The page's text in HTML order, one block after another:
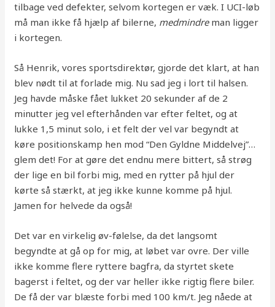
tilbage ved defekter, selvom kortegen er væk. I UCI-løb
må man ikke få hjælp af bilerne, medmindreman ligger
i kortegen.
Så Henrik, vores sportsdirektør, gjorde det klart, at han
blev nødt til at forlade mig. Nu sad jeg i lort til halsen.
Jeg havde måske fået lukket 20 sekunder af de 2
minutter jeg vel efterhånden var efter feltet, og at
lukke 1,5 minut solo, i et felt der vel var begyndt at
køre positionskamp hen mod “Den Gyldne Middelvej”…
glem det! For at gøre det endnu mere bittert, så strøg
der lige en bil forbi mig, med en rytter på hjul der
kørte så stærkt, at jeg ikke kunne komme på hjul.
Jamen for helvede da også!
Det var en virkelig øv-følelse, da det langsomt
begyndte at gå op for mig, at løbet var ovre. Der ville
ikke komme flere ryttere bagfra, da styrtet skete
bagerst i feltet, og der var heller ikke rigtig flere biler.
De få der var blæste forbi med 100 km/t. Jeg nåede at